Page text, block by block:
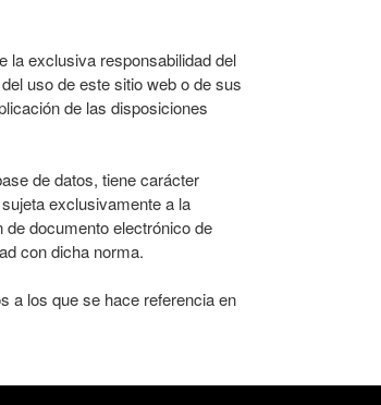
la exclusiva responsabilidad del
uso de este sitio web o de sus
de las disposiciones
de datos, tiene carácter
exclusivamente a la
documento electrónico de
con dicha norma.
a los que se hace referencia en